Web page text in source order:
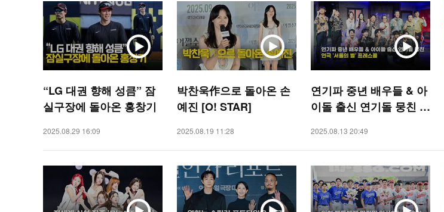
“LG 대권 향해 성큼” 잠
실구장에 돌아온 홍창기
2025.08.29 16:09
박찬욱作으로 돌아온 손
예진 [O! STAR]
2025.08.19 11:28
연기파 중년 배우들 & 아
이돌 출신 연기돌 뭉친 연
[O! STAR]
2025.08.13 20:49